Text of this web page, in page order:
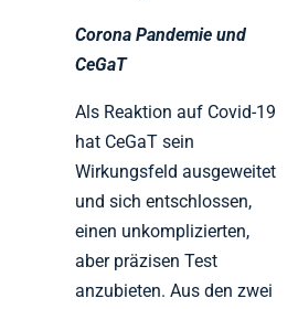
Corona Pandemie und
CeGaT
Als Reaktion auf Covid-19
hat CeGaT sein
Wirkungsfeld ausgeweitet
und sich entschlossen,
einen unkomplizierten,
aber präzisen Test
anzubieten. Aus den zwei